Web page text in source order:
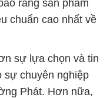
rằng sản phẩm
chuẩn cao nhất về
sự lựa chọn và tin
sự chuyên nghiệp
Phát. Hơn nữa,